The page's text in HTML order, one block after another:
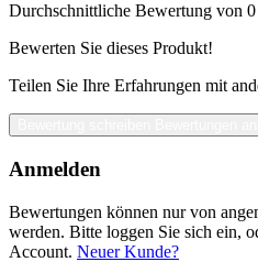
Durchschnittliche Bewertung von 0
Bewerten Sie dieses Produkt!
Teilen Sie Ihre Erfahrungen mit
Anmelden
Bewertungen können nur von
werden. Bitte loggen Sie sich ein,
Account. Neuer Kunde?